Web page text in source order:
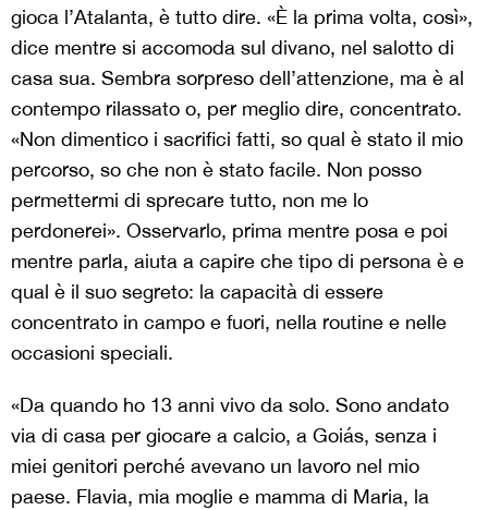
gioca l’Atalanta, è tutto dire. «È la prima volta, così»,
dice mentre si accomoda sul divano, nel salotto di
casa sua. Sembra sorpreso dell’attenzione, ma è al
contempo rilassato o, per meglio dire, concentrato.
«Non dimentico i sacrifici fatti, so qual è stato il mio
percorso, so che non è stato facile. Non posso
permettermi di sprecare tutto, non me lo
perdonerei». Osservarlo, prima mentre posa e poi
mentre parla, aiuta a capire che tipo di persona è e
qual è il suo segreto: la capacità di essere
concentrato in campo e fuori, nella routine e nelle
occasioni speciali.
«Da quando ho 13 anni vivo da solo. Sono andato
via di casa per giocare a calcio, a Goiás, senza i
miei genitori perché avevano un lavoro nel mio
paese. Flavia, mia moglie e mamma di Maria, la